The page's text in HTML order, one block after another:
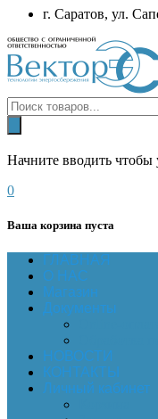
г. Саратов, ул.
Начните вводить чтобы
0
Ваша корзина пуста
ГЛАВНАЯ
О НАС
Магазин
Документы
НОВОСТИ
КОНТАКТЫ
Личный кабинет